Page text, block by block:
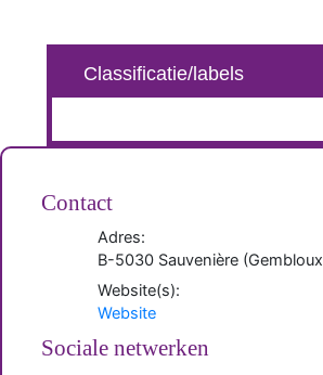
Contact
Adres:
B-5030 Sauvenière (Gembloux
Website(s):
Website
Sociale netwerken
Classificatie/labels